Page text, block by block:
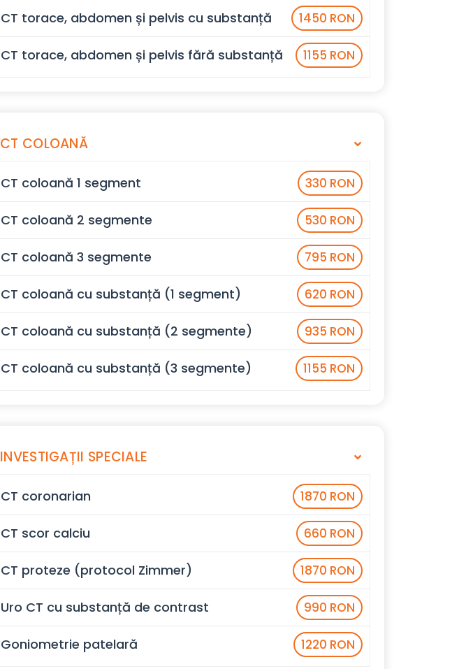
CT torace, abdomen și pelvis cu substanță 1450 RON
CT torace, abdomen și pelvis fără substanță 1155 RON
CT COLOANĂ
CT coloană 1 segment 330 RON
CT coloană 2 segmente 530 RON
CT coloană 3 segmente 795 RON
CT coloană cu substanță (1 segment) 620 RON
CT coloană cu substanță (2 segmente) 935 RON
CT coloană cu substanță (3 segmente) 1155 RON
INVESTIGAȚII SPECIALE
CT coronarian 1870 RON
CT scor calciu 660 RON
CT proteze (protocol Zimmer) 1870 RON
Uro CT cu substanță de contrast 990 RON
Goniometrie patelară 1220 RON